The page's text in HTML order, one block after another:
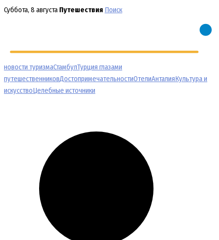
Перейти
Суббота, 8 августа Путешествия Поиск
новости туризмаСтамбулТурция глазами
путешественниковДостопримечательностиОтелиАнталияКультура и
искусствоЦелебные источники